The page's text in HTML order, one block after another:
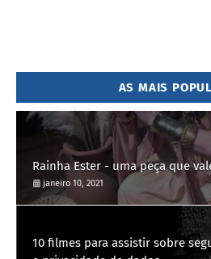
AS MAIS
Rainha Ester - uma
janeiro 10, 2021
10 filmes para assistir sobre